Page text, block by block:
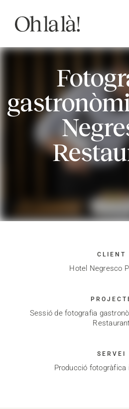
content
CLIENT
Hotel Negresco
Sessió de fotografia
SERVEI
Producció fotogràfica